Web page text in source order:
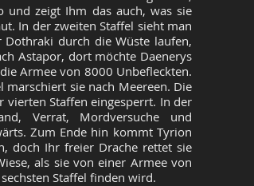
und zeigt Ihm das auch, was sie
In der zweiten Staffel sieht man
durch die Wüste laufen,
Astapor, dort möchte Daenerys
Armee von 8000 Unbefleckten.
marschiert sie nach Meereen. Die
vierten Staffen eingesperrt. In der
Verrat, Mordversuche und
Zum Ende hin kommt Tyrion
doch Ihr freier Drache rettet sie
als sie von einer Armee von
Staffel finden wird.